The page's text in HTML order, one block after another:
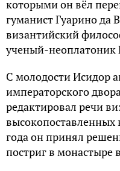
которыми он вёл
гуманист Гуарино да
византийский
ученый-неоплатоник
С молодости Исидор
императорского
редактировал речи
года он принял
постриг в монастыре